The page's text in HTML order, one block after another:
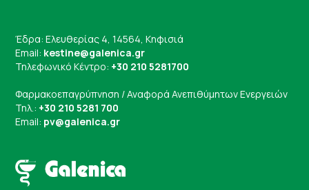
Έδρα: Ελευθερίας 4, 14564, Κηφισιά
Email: kestine@galenica.gr
Τηλεφωνικό Κέντρο: +30 210 5281700
Φαρμακοεπαγρύπνηση / Αναφορά Ανεπιθύμητων Ενεργειών
Τηλ.: +30 210 5281 700
Email: pv@galenica.gr